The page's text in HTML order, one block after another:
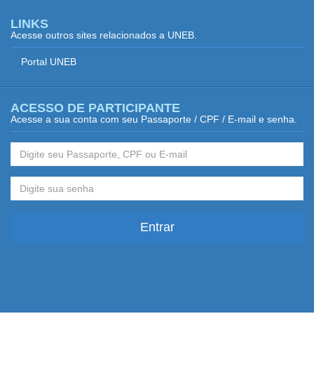
LINKS
Acesse outros sites relacionados a UNEB.
Portal UNEB
ACESSO DE PARTICIPANTE
Acesse a sua conta com seu Passaporte / CPF / E-mail e senha.
Entrar